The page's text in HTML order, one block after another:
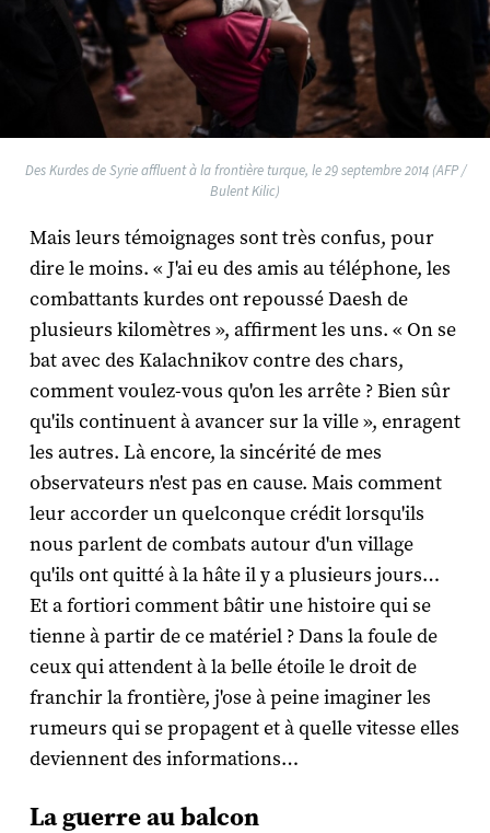
Des Kurdes de Syrie affluent à la frontière turque, le 29 septembre 2014 (AFP /
Bulent Kilic)
Mais leurs témoignages sont très confus, pour
dire le moins. « J'ai eu des amis au téléphone, les
combattants kurdes ont repoussé Daesh de
plusieurs kilomètres », affirment les uns. « On se
bat avec des Kalachnikov contre des chars,
comment voulez-vous qu'on les arrête ? Bien sûr
qu'ils continuent à avancer sur la ville », enragent
les autres. Là encore, la sincérité de mes
observateurs n'est pas en cause. Mais comment
leur accorder un quelconque crédit lorsqu'ils
nous parlent de combats autour d'un village
qu'ils ont quitté à la hâte il y a plusieurs jours…
Et a fortiori comment bâtir une histoire qui se
tienne à partir de ce matériel ? Dans la foule de
ceux qui attendent à la belle étoile le droit de
franchir la frontière, j'ose à peine imaginer les
rumeurs qui se propagent et à quelle vitesse elles
deviennent des informations…
La guerre au balcon